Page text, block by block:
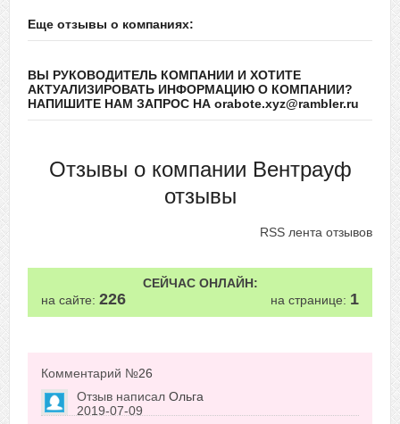
Еще отзывы о компаниях:
ВЫ РУКОВОДИТЕЛЬ КОМПАНИИ И ХОТИТЕ
АКТУАЛИЗИРОВАТЬ ИНФОРМАЦИЮ О КОМПАНИИ?
НАПИШИТЕ НАМ ЗАПРОС НА orabote.xyz@rambler.ru
Отзывы о компании Вентрауф
отзывы
RSS лента отзывов
СЕЙЧАС ОНЛАЙН:
на сайте: 226 на странице: 1
Комментарий №26
Отзыв написал Ольга
2019-07-09